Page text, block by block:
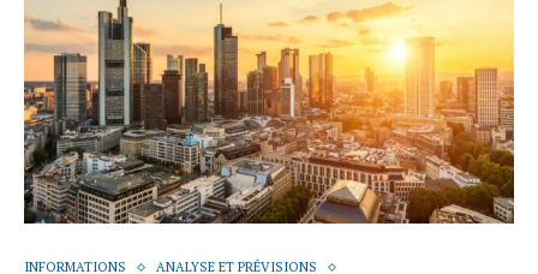
INFORMATIONS
ANALYSE ET PRÉVISIONS